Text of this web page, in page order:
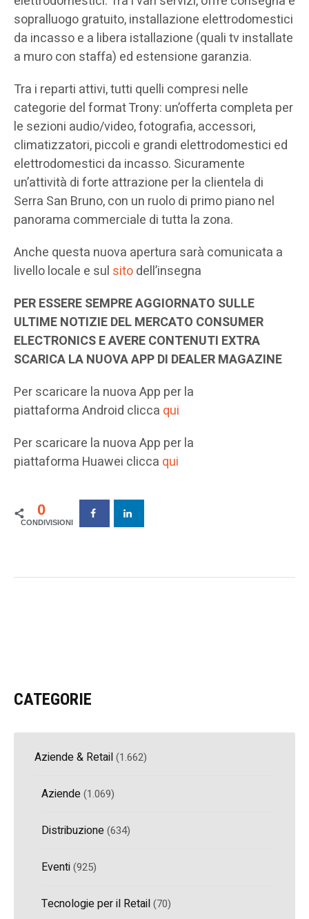
sopralluogo gratuito, installazione elettrodomestici
da incasso e a libera istallazione (quali tv installate
a muro con staffa) ed estensione garanzia.
Tra i reparti attivi, tutti quelli compresi nelle
categorie del format Trony: un’offerta completa per
le sezioni audio/video, fotografia, accessori,
climatizzatori, piccoli e grandi elettrodomestici ed
elettrodomestici da incasso. Sicuramente
un’attività di forte attrazione per la clientela di
Serra San Bruno, con un ruolo di primo piano nel
panorama commerciale di tutta la zona.
Anche questa nuova apertura sarà comunicata a
livello locale e sul sitodell’insegna
PER ESSERE SEMPRE AGGIORNATO SULLE
ULTIME NOTIZIE DEL MERCATO CONSUMER
ELECTRONICS E AVERE CONTENUTI EXTRA
SCARICA LA NUOVA APP DI DEALER MAGAZINE
Per scaricare la nuova App per la
piattaforma Android clicca qui
Per scaricare la nuova App per la
piattaforma Huawei clicca qui
0
CATEGORIE
Aziende & Retail(1.662)
Aziende(1.069)
Distribuzione(634)
Eventi(925)
Tecnologie per il Retail(70)